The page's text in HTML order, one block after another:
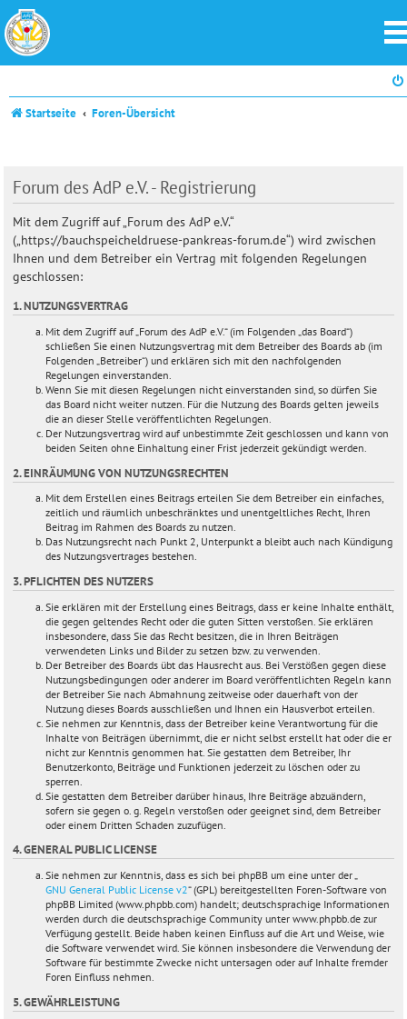
Startseite Foren-Übersicht
Forum des AdP e.V. - Registrierung
Mit dem Zugriff auf „Forum des AdP e.V.“
(„https://bauchspeicheldruese-pankreas-forum.de“) wird zwischen
Ihnen und dem Betreiber ein Vertrag mit folgenden Regelungen
geschlossen:
1. NUTZUNGSVERTRAG
Mit dem Zugriff auf „Forum des AdP e.V.“ (im Folgenden „das Board“)
schließen Sie einen Nutzungsvertrag mit dem Betreiber des Boards ab (im
Folgenden „Betreiber“) und erklären sich mit den nachfolgenden
Regelungen einverstanden.
Wenn Sie mit diesen Regelungen nicht einverstanden sind, so dürfen Sie
das Board nicht weiter nutzen. Für die Nutzung des Boards gelten jeweils
die an dieser Stelle veröffentlichten Regelungen.
Der Nutzungsvertrag wird auf unbestimmte Zeit geschlossen und kann von
beiden Seiten ohne Einhaltung einer Frist jederzeit gekündigt werden.
2. EINRÄUMUNG VON NUTZUNGSRECHTEN
Mit dem Erstellen eines Beitrags erteilen Sie dem Betreiber ein einfaches,
zeitlich und räumlich unbeschränktes und unentgeltliches Recht, Ihren
Beitrag im Rahmen des Boards zu nutzen.
Das Nutzungsrecht nach Punkt 2, Unterpunkt a bleibt auch nach Kündigung
des Nutzungsvertrages bestehen.
3. PFLICHTEN DES NUTZERS
Sie erklären mit der Erstellung eines Beitrags, dass er keine Inhalte enthält,
die gegen geltendes Recht oder die guten Sitten verstoßen. Sie erklären
insbesondere, dass Sie das Recht besitzen, die in Ihren Beiträgen
verwendeten Links und Bilder zu setzen bzw. zu verwenden.
Der Betreiber des Boards übt das Hausrecht aus. Bei Verstößen gegen diese
Nutzungsbedingungen oder anderer im Board veröffentlichten Regeln kann
der Betreiber Sie nach Abmahnung zeitweise oder dauerhaft von der
Nutzung dieses Boards ausschließen und Ihnen ein Hausverbot erteilen.
Sie nehmen zur Kenntnis, dass der Betreiber keine Verantwortung für die
Inhalte von Beiträgen übernimmt, die er nicht selbst erstellt hat oder die er
nicht zur Kenntnis genommen hat. Sie gestatten dem Betreiber, Ihr
Benutzerkonto, Beiträge und Funktionen jederzeit zu löschen oder zu
sperren.
Sie gestatten dem Betreiber darüber hinaus, Ihre Beiträge abzuändern,
sofern sie gegen o. g. Regeln verstoßen oder geeignet sind, dem Betreiber
oder einem Dritten Schaden zuzufügen.
4. GENERAL PUBLIC LICENSE
Sie nehmen zur Kenntnis, dass es sich bei phpBB um eine unter der „
GNU General Public License v2“ (GPL) bereitgestellten Foren-Software von
phpBB Limited (www.phpbb.com) handelt; deutschsprachige Informationen
werden durch die deutschsprachige Community unter www.phpbb.de zur
Verfügung gestellt. Beide haben keinen Einfluss auf die Art und Weise, wie
die Software verwendet wird. Sie können insbesondere die Verwendung der
Software für bestimmte Zwecke nicht untersagen oder auf Inhalte fremder
Foren Einfluss nehmen.
5. GEWÄHRLEISTUNG